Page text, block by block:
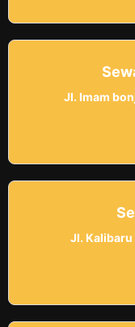
Jl. Imam
Jl.